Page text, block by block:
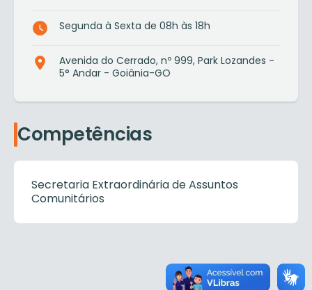
Segunda à Sexta de 08h às 18h
Avenida do Cerrado, nº 999, Park Lozandes -
5° Andar - Goiânia-GO
Competências
Secretaria Extraordinária de Assuntos
Comunitários